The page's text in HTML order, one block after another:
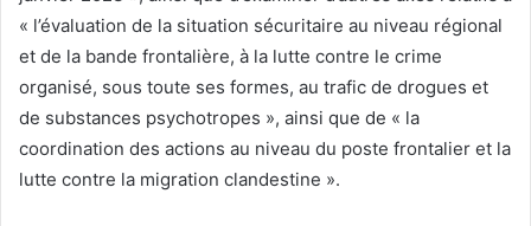
« l’évaluation de la situation sécuritaire au niveau régional
et de la bande frontalière, à la lutte contre le crime
organisé, sous toute ses formes, au trafic de drogues et
de substances psychotropes », ainsi que de « la
coordination des actions au niveau du poste frontalier et la
lutte contre la migration clandestine ».